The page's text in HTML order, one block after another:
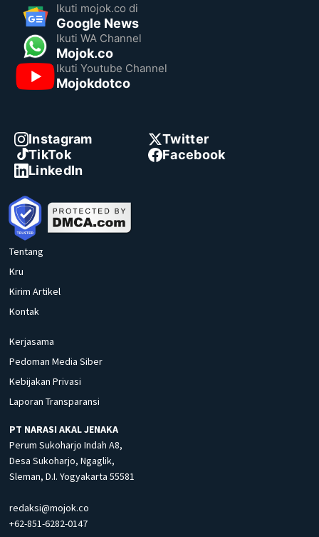
Ikuti mojok.co di
Google News
Ikuti WA Channel
Mojok.co
Ikuti Youtube Channel
Mojokdotco
Instagram
Twitter
TikTok
Facebook
LinkedIn
Tentang
Kru
Kirim Artikel
Kontak
Kerjasama
Pedoman Media Siber
Kebijakan Privasi
Laporan Transparansi
PT NARASI AKAL JENAKA
Perum Sukoharjo Indah A8,
Desa Sukoharjo, Ngaglik,
Sleman, D.I. Yogyakarta 55581
redaksi@mojok.co
+62-851-6282-0147